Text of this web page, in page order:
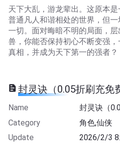
天下大乱，游龙辈出。这原本
普通凡人和谐相处的世界，但
一切。面对晦暗不明的局面，
兽，你能否保持初心不断变强
真相，并成为天下第一的强者？
封灵诀（0.05折刷充
Name
封灵诀（
Category
角色,仙侠
Update
2026/2/3